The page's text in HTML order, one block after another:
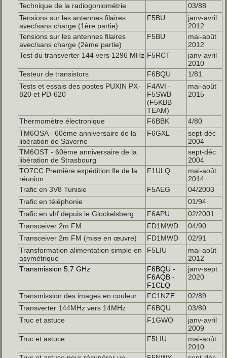
Technique de la radiogoniométrie
03/88
Tensions sur les antennes filaires
avec/sans charge (1ère partie)
F5BU
janv-avril
2012
Tensions sur les antennes filaires
avec/sans charge (2ème partie)
F5BU
mai-août
2012
Test du transverter 144 vers 1296 MHz F5RCT
janv-avril
2010
Testeur de transistors
F6BQU
1/81
Tests et essais des postes PUXIN PX-
820 et PD-620
F4AVI -
F5SWB
(F5KBB
TEAM)
mai-août
2015
Thermomètre électronique F6BBK
4/80
TM6OSA - 60ème anniversaire de la
libération de Saverne
F6GXL
sept-déc
2004
TM6OST - 60ème anniversaire de la
libération de Strasbourg
sept-déc
2004
TO7CC Première expédition Ile de la
réunion
F1ULQ
mai-août
2014
Trafic en 3V8 Tunisie
F5AEG
04/2003
Trafic en téléphonie
01/94
Trafic en vhf depuis le Glockelsberg
F6APU
02/2001
Transceiver 2m FM
FD1MWD
04/90
Transceiver 2m FM (mise en œuvre)
FD1MWD
02/91
Transformation alimentation simple en
asymétrique
F5LIU
mai-août
2012
Transmission 5,7 GHz
F6BQU -
F6AQB -
F1CLQ
janv-sept
2020
Transmission des images en couleur FC1NZE
02/89
Transverter 144MHz vers 14MHz
F6BQU
03/80
Truc et astuce
F1GWO
janv-avril
2009
Truc et astuce
F5LIU
mai-août
2010